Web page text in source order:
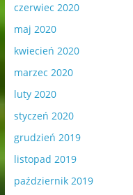
czerwiec 2020
maj 2020
kwiecień 2020
marzec 2020
luty 2020
styczeń 2020
grudzień 2019
listopad 2019
październik 2019